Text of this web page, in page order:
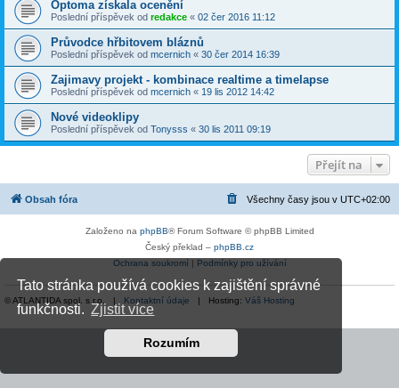
Tato stránka používá cookies k zajištění správné
funkčnosti. Zjistit více
Rozumím
Optoma získala ocenění
Poslední příspěvek od redakce « 02 čer 2016 11:12
Průvodce hřbitovem bláznů
Poslední příspěvek od mcernich « 30 čer 2014 16:39
Zajimavy projekt - kombinace realtime a timelapse
Poslední příspěvek od mcernich « 19 lis 2012 14:42
Nové videoklipy
Poslední příspěvek od Tonysss « 30 lis 2011 09:19
Přejít na
Obsah fóra Všechny časy jsou v UTC+02:00
Založeno na phpBB® Forum Software © phpBB Limited
Český překlad – phpBB.cz
Ochrana soukromí| Podmínky pro užívání
© ATLANTIDA spol. s r.o. | Kontaktní údaje | Hosting: Váš Hosting